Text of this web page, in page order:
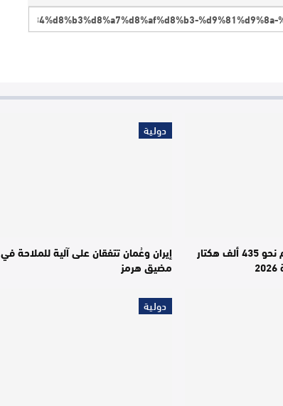
حرائق الغابات تلتهم نحو 435 ألف هكتار
دولية
إيران وعُمان تتفقان على آلية للملاحة في
مضيق هرمز
دولية